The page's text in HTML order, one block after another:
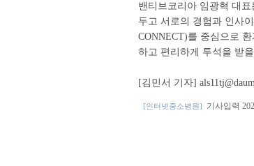
밴티브코리아 임광혁 대
두고 서로의 경험과 인사
CONNECT)를 중심으로
하고 편리하게 투석을 받
[김민서 기자]
[인터넷중소병원] 기사입력